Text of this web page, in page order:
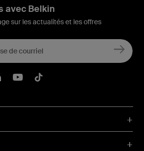
avec Belkin
sur les actualités et les offres
Instagram
Belkin LinkedIn
Belkin Youtube
Belkin TikTok